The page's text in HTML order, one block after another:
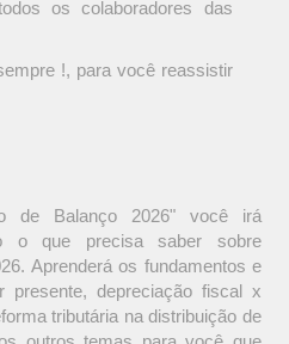
os colaboradores das
!, para você reassistir
de Balanço 2026" você irá
o que precisa saber sobre
Aprenderá os fundamentos e
depreciação fiscal x
tributária na distribuição de